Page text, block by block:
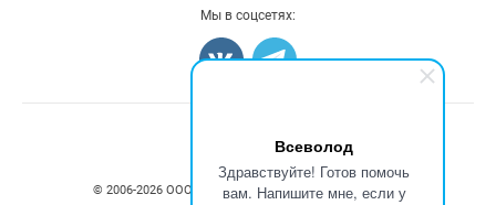
Всеволод
Здравствуйте! Готов помочь
вам. Напишите мне, если у
Мы в соцсетях:
Счетчики, авторское право, логотипы
© 2006‑2026 ООО “Инлайн”. 12+ Все права защищены.